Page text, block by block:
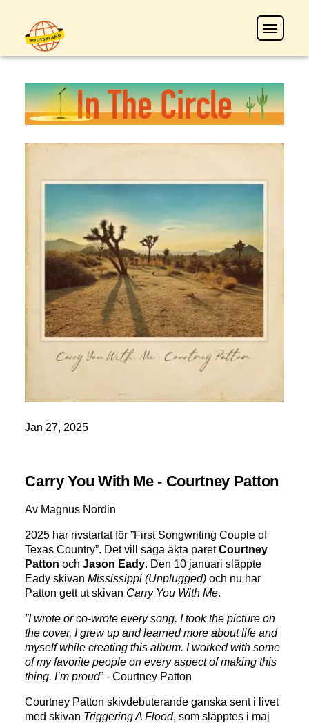
Jan 27, 2025
Carry You With Me - Courtney Patton
Av Magnus Nordin
2025 har rivstartat för ”First Songwriting Couple of
Texas Country”. Det vill säga äkta paretCourtney
Patton ochJason Eady. Den 10 januari släppte
Eady skivanMississippi (Unplugged) och nu har
Patton gett ut skivan Carry You With Me.
”I wrote or co-wrote every song. I took the picture on
the cover. I grew up and learned more about life and
myself while creating this album. I worked with some
of my favorite people on every aspect of making this
thing. I’m proud” - Courtney Patton
Courtney Patton skivdebuterande ganska sent i livet
med skivan Triggering A Flood, som släpptes i maj